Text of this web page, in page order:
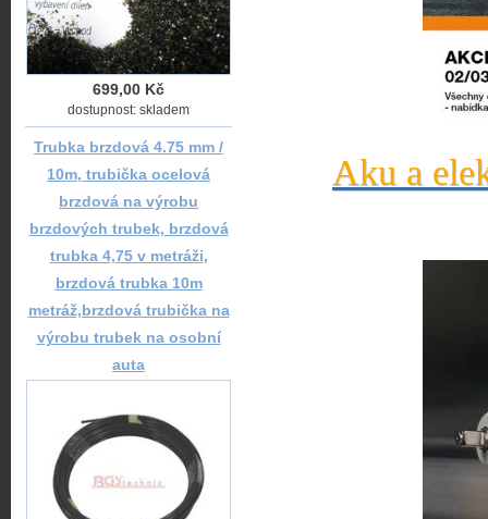
Aku a
699,00 Kč
dostupnost: skladem
Trubka brzdová 4.75 mm /
10m, trubička ocelová
brzdová na výrobu
brzdových trubek, brzdová
trubka 4,75 v metráži,
brzdová trubka 10m
metráž,brzdová trubička na
výrobu trubek na osobní
auta